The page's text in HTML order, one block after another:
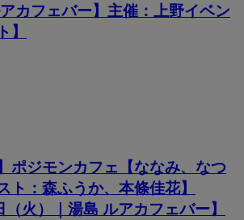
アカフェバー】主催：上野イベン
】
ポジモンカフェ【ななみ、なつ
ト：森ふうか、本條佳花】
（火）｜湯島 ルアカフェバー】